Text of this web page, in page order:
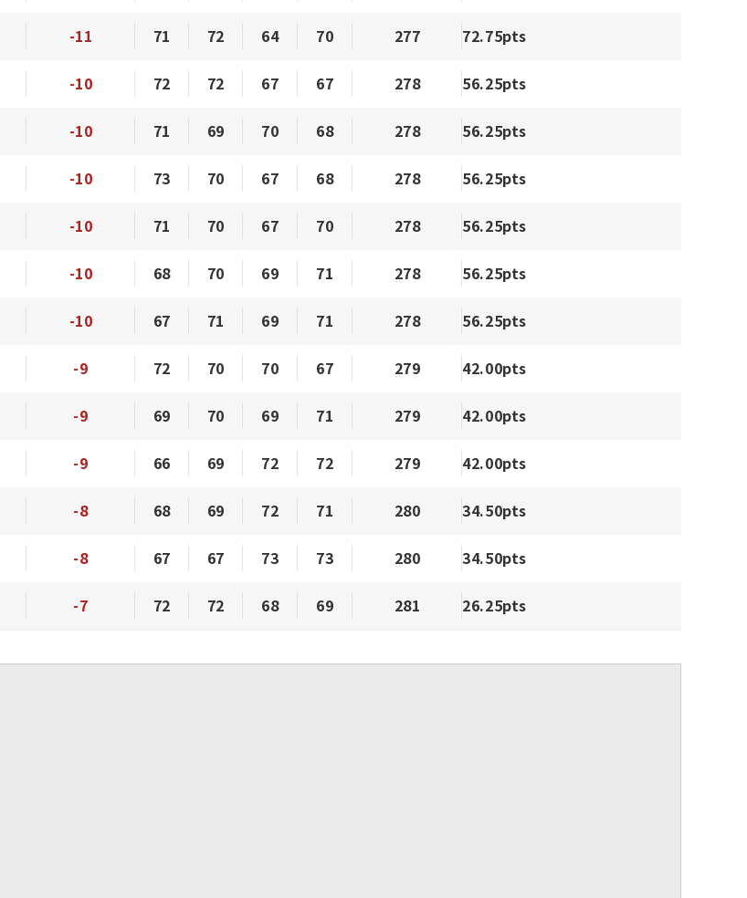
-11 71 72 64 70 277 72.75pts
-10 72 72 67 67 278 56.25pts
-10 71 69 70 68 278 56.25pts
-10 73 70 67 68 278 56.25pts
-10 71 70 67 70 278 56.25pts
-10 68 70 69 71 278 56.25pts
-10 67 71 69 71 278 56.25pts
-9 72 70 70 67 279 42.00pts
-9 69 70 69 71 279 42.00pts
-9 66 69 72 72 279 42.00pts
-8 68 69 72 71 280 34.50pts
-8 67 67 73 73 280 34.50pts
-7 72 72 68 69 281 26.25pts